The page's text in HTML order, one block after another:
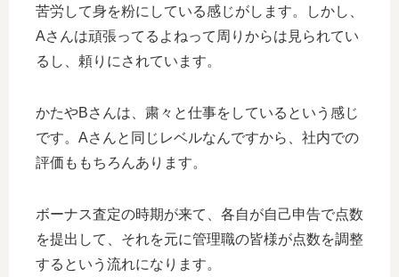
苦労して身を粉にしている感じがします。しかし、
Aさんは頑張ってるよねって周りからは見られてい
るし、頼りにされています。
かたやBさんは、粛々と仕事をしているという感じ
です。Aさんと同じレベルなんですから、社内での
評価ももちろんあります。
ボーナス査定の時期が来て、各自が自己申告で点数
を提出して、それを元に管理職の皆様が点数を調整
するという流れになります。